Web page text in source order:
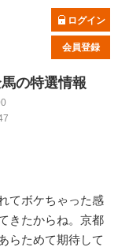
ログイン
会員登録
の特選情報
てボケちゃった感
きたからね。京都
らためて期待して